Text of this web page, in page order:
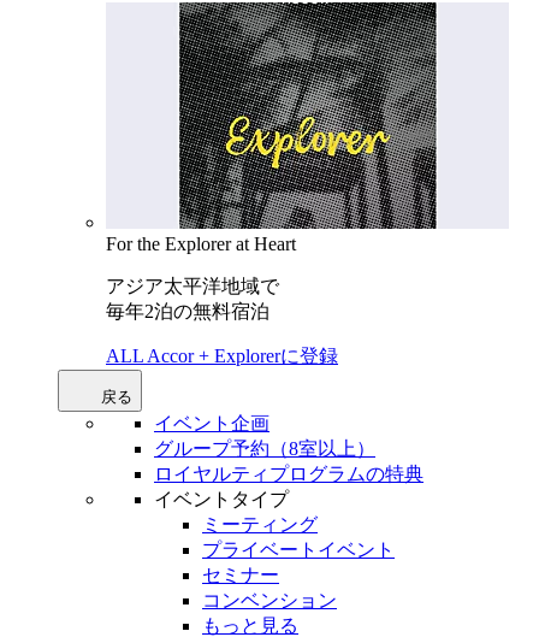
For the Explorer at Heart
アジア太平洋地域で
毎年2泊の無料宿泊
ALL Accor + Explorerに登録
戻る
イベント企画
グループ予約（8室以上）
ロイヤルティプログラムの特典
イベントタイプ
ミーティング
プライベートイベント
セミナー
コンベンション
もっと見る